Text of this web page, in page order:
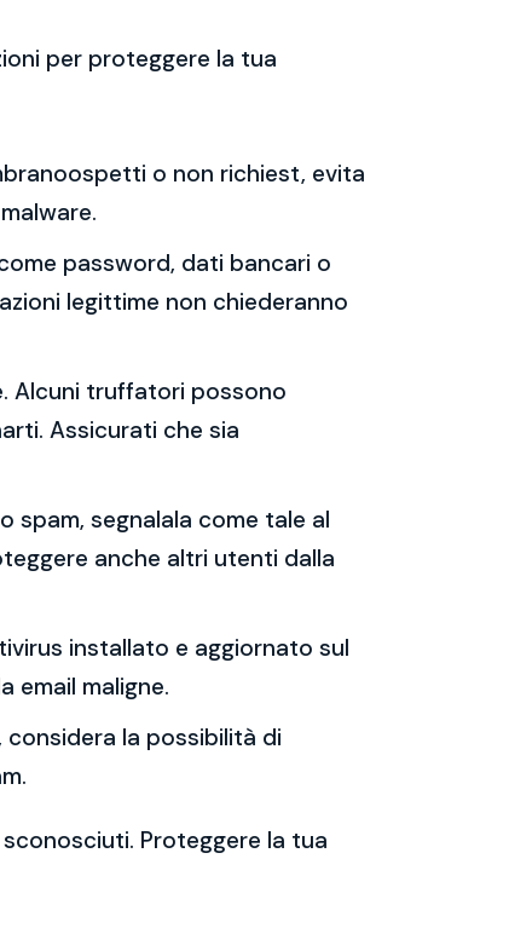
per proteggere la tua
o non richiest, evita
password, dati bancari o
legittime non chiederanno
Alcuni truffatori possono
Assicurati che sia
spam, segnalala come tale al
anche altri utenti dalla
installato e aggiornato sul
email maligne.
la possibilità di
Proteggere la tua